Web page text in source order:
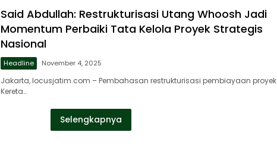
Said Abdullah: Restrukturisasi Utang Whoosh Jadi
Momentum Perbaiki Tata Kelola Proyek Strategis
Nasional
Headline November 4, 2025
Jakarta, locusjatim.com – Pembahasan restrukturisasi pembiayaan proyek
Kereta…
Selengkapnya